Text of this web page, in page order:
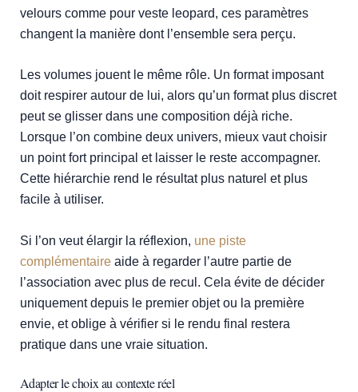
velours comme pour veste leopard, ces paramètres
changent la manière dont l’ensemble sera perçu.
Les volumes jouent le même rôle. Un format imposant
doit respirer autour de lui, alors qu’un format plus discret
peut se glisser dans une composition déjà riche.
Lorsque l’on combine deux univers, mieux vaut choisir
un point fort principal et laisser le reste accompagner.
Cette hiérarchie rend le résultat plus naturel et plus
facile à utiliser.
Si l’on veut élargir la réflexion, une piste
complémentaireaide à regarder l’autre partie de
l’association avec plus de recul. Cela évite de décider
uniquement depuis le premier objet ou la première
envie, et oblige à vérifier si le rendu final restera
pratique dans une vraie situation.
Adapter le choix au contexte réel